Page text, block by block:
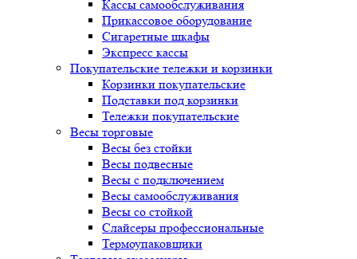
Кассы самообслуживания
Прикассовое оборудование
Сигаретные шкафы
Экспресс кассы
Покупательские тележки и корзинки
Корзинки покупательские
Подставки под корзинки
Тележки покупательские
Весы торговые
Весы без стойки
Весы подвесные
Весы с подключением
Весы самообслуживания
Весы со стойкой
Слайсеры профессиональные
Термоупаковщики